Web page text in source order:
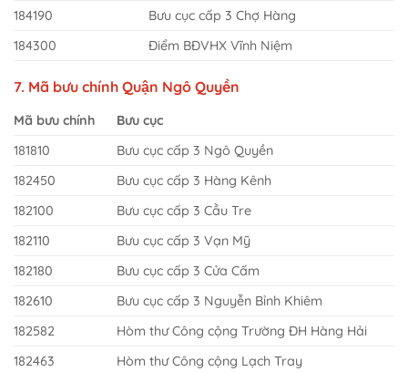
184190
Bưu cục cấp 3 Chợ Hàng
184300
Điểm BĐVHX Vĩnh Niệm
7. Mã bưu chính Quận Ngô Quyền
Mã bưu chính
Bưu cục
181810
Bưu cục cấp 3 Ngô Quyền
182450
Bưu cục cấp 3 Hàng Kênh
182100
Bưu cục cấp 3 Cầ̀u Tre
182110
Bưu cục cấp 3 Vạn Mỹ
182180
Bưu cục cấp 3 Cửa Cấm
182610
Bưu cục cấp 3 Nguyễn Bỉnh Khiêm
182582
Hòm thư Công cộng Trường ĐH Hàng Hải
182463
Hòm thư Công cộng Lạch Tray